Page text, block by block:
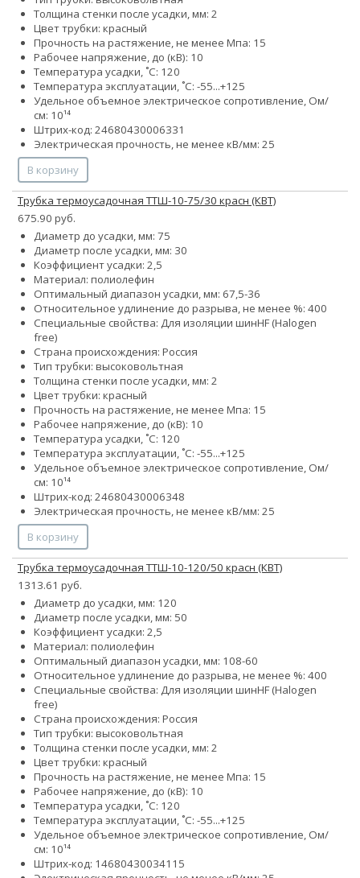
Толщина стенки после усадки, мм: 2
Цвет трубки: красный
Прочность на растяжение, не менее Мпа: 15
Рабочее напряжение, до (кВ): 10
Температура усадки, ˚С: 120
Температура эксплуатации, ˚С: -55...+125
Удельное объемное электрическое сопротивление, Ом/
см: 10¹⁴
Штрих-код: 24680430006331
Электрическая прочность, не менее кВ/мм: 25
В корзину
Трубка термоусадочная ТТШ-10-75/30 красн (КВТ)
675.90 руб.
Диаметр до усадки, мм: 75
Диаметр после усадки, мм: 30
Коэффициент усадки: 2,5
Материал: полиолефин
Оптимальный диапазон усадки, мм: 67,5-36
Относительное удлинение до разрыва, не менее %: 400
Специальные свойства: Для изоляции шинHF (Halogen
free)
Страна происхождения: Россия
Тип трубки: высоковольтная
Толщина стенки после усадки, мм: 2
Цвет трубки: красный
Прочность на растяжение, не менее Мпа: 15
Рабочее напряжение, до (кВ): 10
Температура усадки, ˚С: 120
Температура эксплуатации, ˚С: -55...+125
Удельное объемное электрическое сопротивление, Ом/
см: 10¹⁴
Штрих-код: 24680430006348
Электрическая прочность, не менее кВ/мм: 25
В корзину
Трубка термоусадочная ТТШ-10-120/50 красн (КВТ)
1313.61 руб.
Диаметр до усадки, мм: 120
Диаметр после усадки, мм: 50
Коэффициент усадки: 2,5
Материал: полиолефин
Оптимальный диапазон усадки, мм: 108-60
Относительное удлинение до разрыва, не менее %: 400
Специальные свойства: Для изоляции шинHF (Halogen
free)
Страна происхождения: Россия
Тип трубки: высоковольтная
Толщина стенки после усадки, мм: 2
Цвет трубки: красный
Прочность на растяжение, не менее Мпа: 15
Рабочее напряжение, до (кВ): 10
Температура усадки, ˚С: 120
Температура эксплуатации, ˚С: -55...+125
Удельное объемное электрическое сопротивление, Ом/
см: 10¹⁴
Штрих-код: 14680430034115